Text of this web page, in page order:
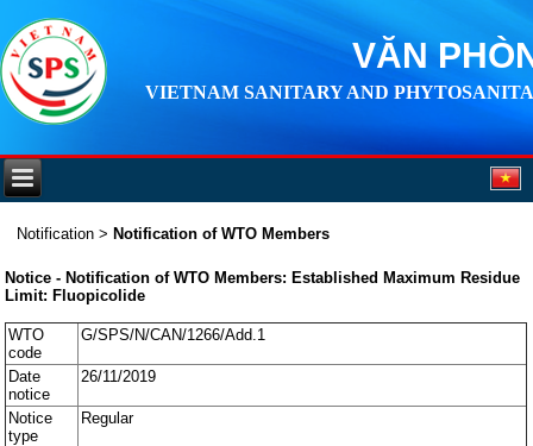
VĂN
VIETNAM SANITARY AND
Notification > Notification of WTO Members
Notice - Notification of WTO Members: Established Maximum Residue
Limit: Fluopicolide
WTO
code
G/SPS/N/CAN/1266/Add.1
Date
notice
26/11/2019
Notice
type
Regular